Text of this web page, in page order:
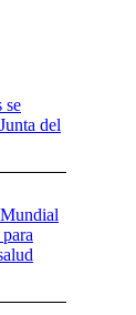
se
del